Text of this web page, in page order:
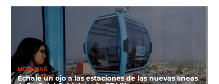
NOTICIAS
Échale un ojo a las estaciones de las nuevas líneas